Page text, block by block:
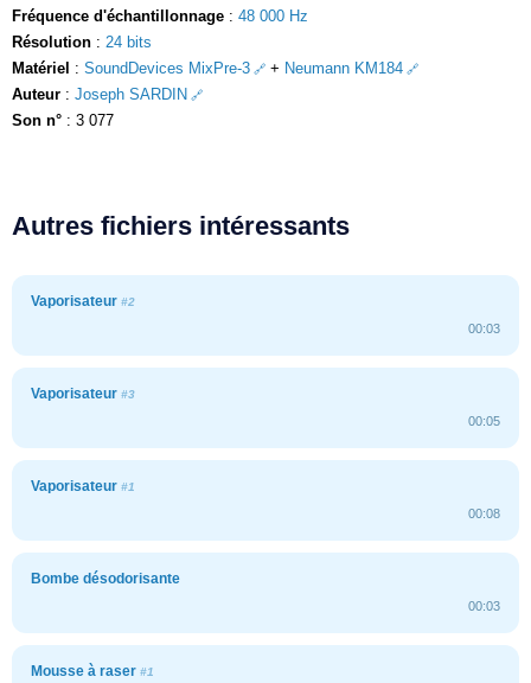
Fréquence d'échantillonnage : 48 000 Hz
Résolution : 24 bits
Matériel : SoundDevices MixPre-3 + Neumann KM184
Auteur : Joseph SARDIN
Son n° : 3 077
Autres fichiers intéressants
Vaporisateur #2
00:03
Vaporisateur #3
00:05
Vaporisateur #1
00:08
Bombe désodorisante
00:03
Mousse à raser #1